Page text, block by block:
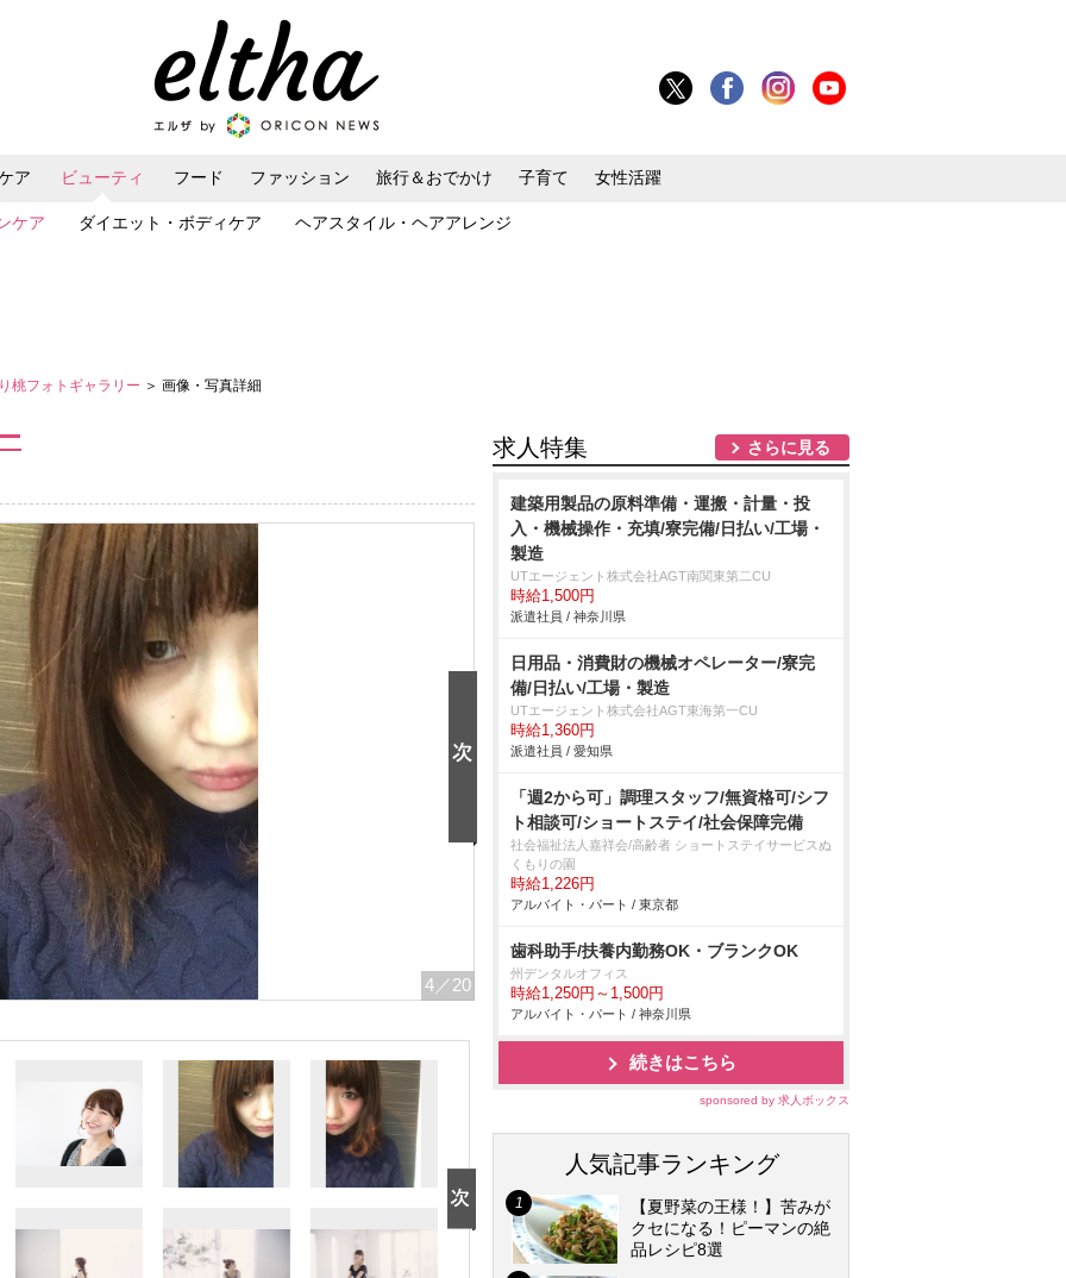
ア ビューティ
ケア ダイエット・ボディケア ヘアスタイル・ヘアアレンジ
フード ファッション 旅行＆おでかけ 子育て 女性活躍
桃フォトギャラリー ＞ 画像・写真詳細
4 ／20
求人特集 さらに見る
建築用製品の原料準備・運搬・計量・投
入・機械操作・充填/寮完備/日払い/工場・
製造
UTエージェント株式会社AGT南関東第二CU
時給1,500円
派遣社員 / 神奈川県
日用品・消費財の機械オペレーター/寮完
備/日払い/工場・製造
UTエージェント株式会社AGT東海第一CU
時給1,360円
派遣社員 / 愛知県
「週2から可」調理スタッフ/無資格可/シフ
ト相談可/ショートステイ/社会保障完備
社会福祉法人嘉祥会/高齢者 ショートステイサービスぬ
くもりの園
時給1,226円
アルバイト・パート / 東京都
歯科助手/扶養内勤務OK・ブランクOK
州デンタルオフィス
時給1,250円～1,500円
アルバイト・パート / 神奈川県
続きはこちら
sponsored by 求人ボックス
人気記事ランキング
【夏野菜の王様！】苦みが
クセになる！ピーマンの絶
品レシピ8選